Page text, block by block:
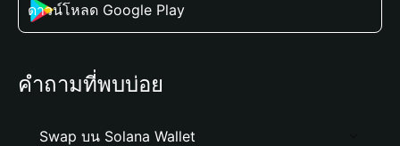
ดาวน์โหลด Google Play
คำถามที่พบบ่อย
Swap บน Solana Wallet